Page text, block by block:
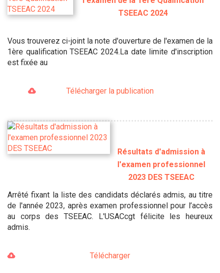
TSEEAC 2024
Vous trouverez ci-joint la note d'ouverture de l'examen de la
1ère qualification TSEEAC 2024.La date limite d'inscription
est fixée au
Télécharger la publication
Résultats d'admission à
l'examen professionnel
2023 DES TSEEAC
Arrêté fixant la liste des candidats déclarés admis, au titre
de l'année 2023, après examen professionnel pour l’accès
au corps des TSEEAC. L'USACcgt félicite les heureux
admis.
Télécharger